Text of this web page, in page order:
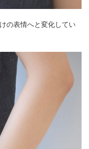
の表情へと変化してい